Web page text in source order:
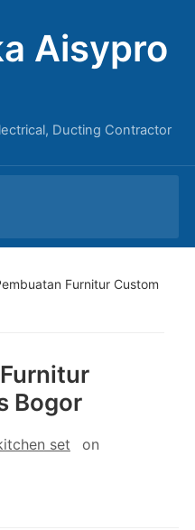
Aisypro
Ducting Contractor
Furnitur Custom
Bogor
set on